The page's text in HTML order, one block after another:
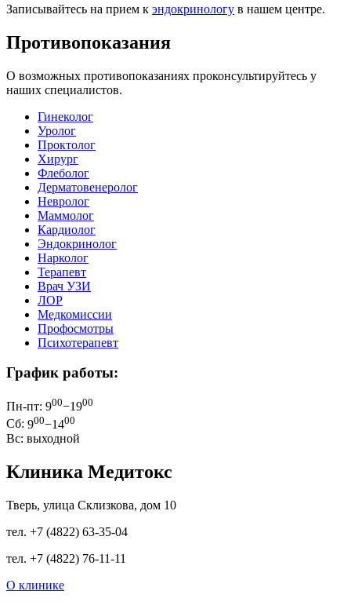
Записывайтесь на прием к эндокринологу в нашем центре.
Противопоказания
О возможных противопоказаниях проконсультируйтесь у
наших специалистов.
Гинеколог
Уролог
Проктолог
Хирург
Флеболог
Дерматовенеролог
Невролог
Маммолог
Кардиолог
Эндокринолог
Нарколог
Терапевт
Врач УЗИ
ЛОР
Медкомиссии
Профосмотры
Психотерапевт
График работы:
Пн-пт: 900−1900
Сб: 900−1400
Вс: выходной
Клиника Медитокс
Тверь, улица Склизкова, дом 10
тел. +7 (4822) 63-35-04
тел. +7 (4822) 76-11-11
О клинике